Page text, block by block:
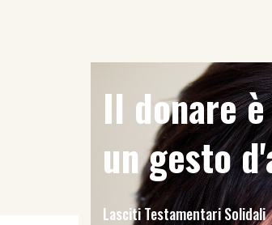
Il donare
un gesto
Lasciti Testamentari Solidali